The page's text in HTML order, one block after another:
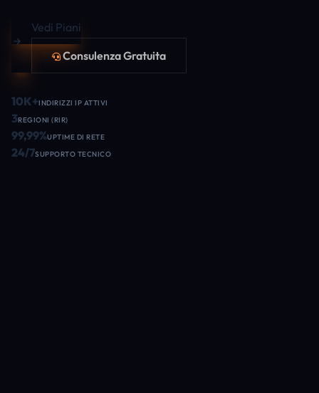
Vedi Piani
Consulenza Gratuita
10K+INDIRIZZI IP ATTIVI
3REGIONI (RIR)
99,99%UPTIME DI RETE
24/7SUPPORTO TECNICO